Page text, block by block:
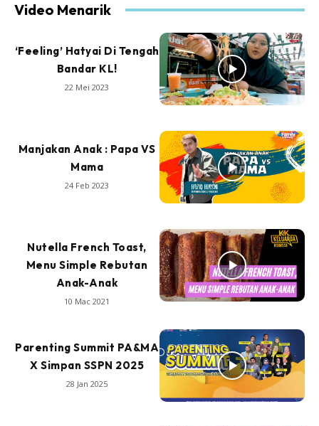
Video Menarik
‘Feeling’ Hatyai Di Tengah
Bandar KL!
22 Mei 2023
Manjakan Anak : Papa VS
Mama
24 Feb 2023
Nutella French Toast,
Menu Simple Rebutan
Anak-Anak
10 Mac 2021
Parenting Summit PA&MA
X Simpan SSPN 2025
28 Jan 2025